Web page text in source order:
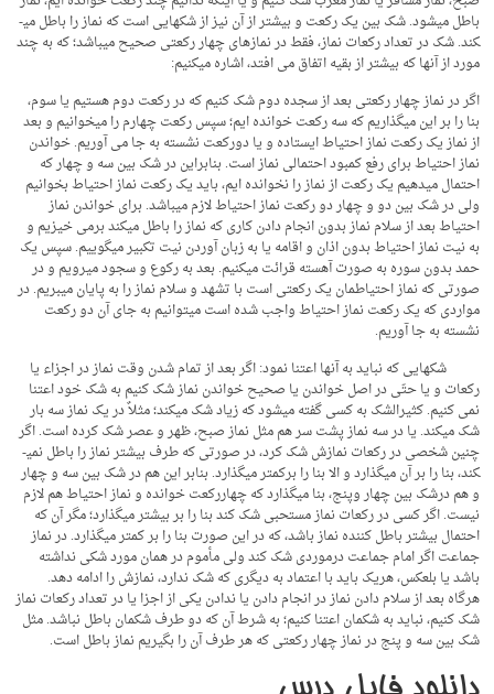
باطل می­شود. شک بین یک رکعت و بیشتر از آن نیز از شک­هایی است که نماز را باطل می­
کند. شک در تعداد رکعات نماز، فقط در نمازهای چهار رکعتی صحیح می­باشد؛ که به چند
مورد از آن­ها که بیشتر از بقیه اتفاق می ­افتد، اشاره می­کنیم:
اگر در نماز چهار رکعتی بعد از سجده دوم شک کنیم که در رکعت دوم هستیم یا سوم،
بنا را بر این می­گذاریم که سه رکعت خوانده­ ایم؛ سپس رکعت چهارم را می­خوانیم و بعد
از نماز یک رکعت نماز احتیاط ایستاده و یا دورکعت نشسته به جا می­ آوریم. خواندن
نماز احتیاط برای رفع کمبود احتمالی نماز است. بنابراین در شک بین سه و چهار که
احتمال می­دهیم یک رکعت از نماز را نخوانده­ ایم، باید یک رکعت نماز احتیاط بخوانیم
ولی در شک بین دو و چهار دو رکعت نماز احتیاط لازم می­باشد. برای خواندن نماز
احتیاط بعد از سلام نماز بدون انجام دادن کاری که نماز را باطل می­کند برمی­ خیزیم و
به نیت نماز احتیاط بدون اذان و اقامه یا به زبان آوردن نیت تکبیر می­گوییم. سپس یک
حمد بدون سوره به صورت آهسته قرائت می­کنیم. بعد به رکوع و سجود می­رویم و در
صورتی که نماز احتیاطمان یک رکعتی است با تشهد و سلام نماز را به پایان می­بریم. در
مواردی که یک رکعت نماز احتیاط واجب شده است می­توانیم به جای آن دو رکعت
نشسته به جا آوریم.
شک­هایی که نباید به آنها اعتنا نمود: اگر بعد از تمام شدن وقت نماز در اجزاء یا
رکعات و یا حتّی در اصل خواندن یا صحیح خواندن نماز شک کنیم به شک خود اعتنا
نمی کنیم. کثیرالشک به کسی گفته می­شود که زیاد شک می­کند؛ مثلاٌ در یک نماز سه بار
شک می­کند. یا در سه نماز پشت سر هم مثل نماز صبح، ظهر و عصر شک کرده است. اگر
چنین شخصی در رکعات نمازش شک کرد، در صورتی که طرف بیشتر نماز را باطل نمی­
کند، بنا را بر آن می­گذارد و الا بنا را برکمتر می­گذارد. بنابر این هم در شک بین سه و چهار
و هم درشک بین چهار وپنج، بنا می­گذارد که چهاررکعت خوانده و نماز احتیاط هم لازم
نیست. اگر کسی در رکعات نماز مستحبی شک کند بنا را بر بیشتر می­گذارد؛ مگر آن که
احتمال بیشتر باطل کننده نماز باشد، که در این صورت بنا را بر کمتر می­گذارد. در نماز
جماعت اگر امام جماعت درموردی شک کند ولی مأموم در همان مورد شکی نداشته
باشد یا بلعکس، هریک باید با اعتماد به دیگری که شک ندارد، نمازش را ادامه دهد.
هرگاه بعد از سلام دادن نماز در انجام دادن یا ندادن یکی از اجزا یا در تعداد رکعات نماز
شک کنیم، نباید به شکمان اعتنا کنیم؛ به شرط آن که دو طرف شکمان باطل نباشد. مثل
شک بین سه و پنج در نماز چهار رکعتی که هر طرف آن را بگیریم نماز باطل است.